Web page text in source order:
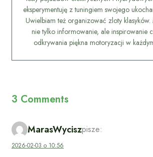
eksperymentuję z tuningiem swojego
Uwielbiam też organizować zloty
nie tylko informowanie, ale inspirowanie
odkrywania piękna motoryzacji w
3 Comments
MarasWyciszpisze:
2026-02-03 o 10:56